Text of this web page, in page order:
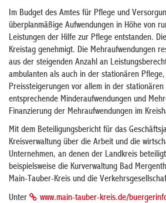
Im Budget des Amtes für Pflege und
überplanmäßige Aufwendungen in Höhe von
Leistungen der Hilfe zur Pflege entstanden.
Kreistag genehmigt. Die Mehraufwendungen
aus der steigenden Anzahl an
ambulanten als auch in der stationären
Preissteigerungen vor allem in der stationären
entsprechende Minderaufwendungen und
Finanzierung der Mehraufwendungen im
Mit dem Beteiligungsbericht für das
Kreisverwaltung über die Arbeit und die
Unternehmen, an denen der Landkreis
beispielsweise die Kurverwaltung Bad
Main-Tauber-Kreis und die
Unter
www.main-tauber-kreis.de/